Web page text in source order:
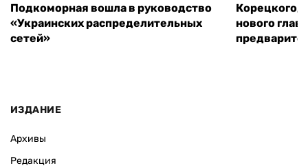
Подкоморная вошла в руководство
«Украинских распределительных
сетей»
Корецкого,
нового
ИЗДАНИЕ
Архивы
Редакция